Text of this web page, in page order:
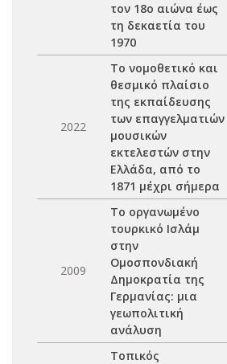
τον 18ο αιώνα έως
τη δεκαετία του
1970
2022
Το νομοθετικό και
θεσμικό πλαίσιο
της εκπαίδευσης
των επαγγελματιών
μουσικών
εκτελεστών στην
Ελλάδα, από το
1871 μέχρι σήμερα
2009
Το οργανωμένο
τουρκικό Ισλάμ
στην
Ομοσπονδιακή
Δημοκρατία της
Γερμανίας: μια
γεωπολιτική
ανάλυση
Τοπικός